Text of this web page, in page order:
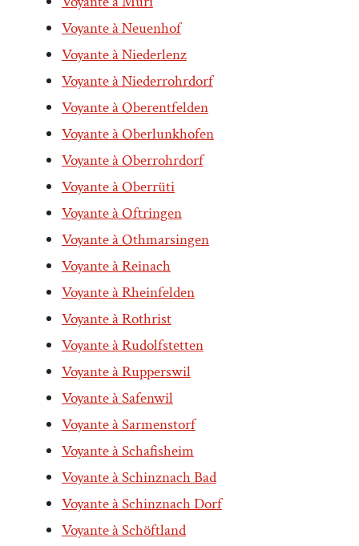
Voyante à Neuenhof
Voyante à Niederlenz
Voyante à Niederrohrdorf
Voyante à Oberentfelden
Voyante à Oberlunkhofen
Voyante à Oberrohrdorf
Voyante à Oberrüti
Voyante à Oftringen
Voyante à Othmarsingen
Voyante à Reinach
Voyante à Rheinfelden
Voyante à Rothrist
Voyante à Rudolfstetten
Voyante à Rupperswil
Voyante à Safenwil
Voyante à Sarmenstorf
Voyante à Schafisheim
Voyante à Schinznach Bad
Voyante à Schinznach Dorf
Voyante à Schöftland